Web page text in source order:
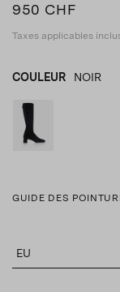
950 CHF
Taxes applicables
COULEUR NOIR
NOIR
GUIDE DES
EU